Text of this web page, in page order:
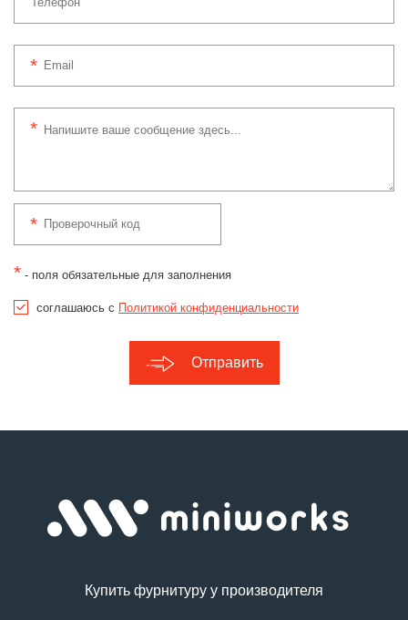
* - поля обязательные для заполнения
соглашаюсь с Политикой конфиденциальности
Отправить
Купить фурнитуру у производителя